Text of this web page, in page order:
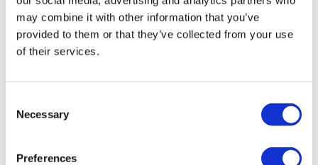
may combine it with other information that you’ve
provided to them or that they’ve collected from your use
of their services.
Selection
Necessary
Preferences
Autori & Revisori
Flymedi Programma di Riferimento
Piani Di Pagamento
Carriere
FAQ
Informativa sulla Privacy
Politica di Cancellazione
Contattaci